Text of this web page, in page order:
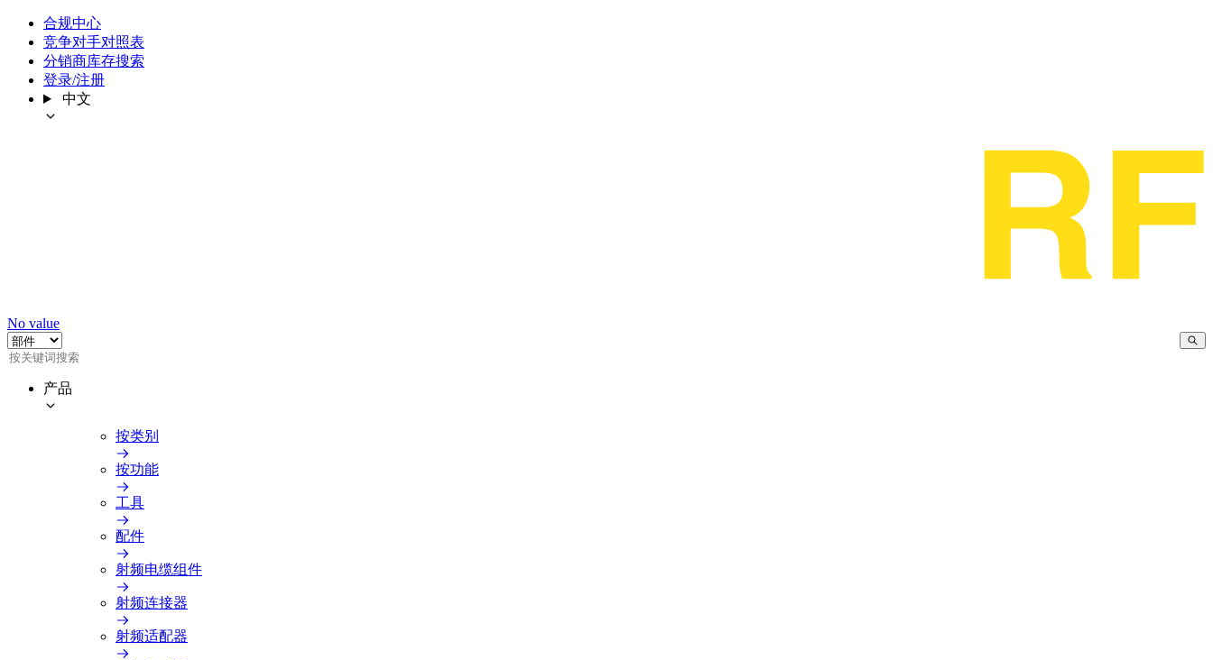
合规中心
竞争对手对照表
分销商库存搜索
登录/注册
中文
No value
产品
按类别
按功能
工具
配件
射频电缆组件
射频连接器
射频适配器